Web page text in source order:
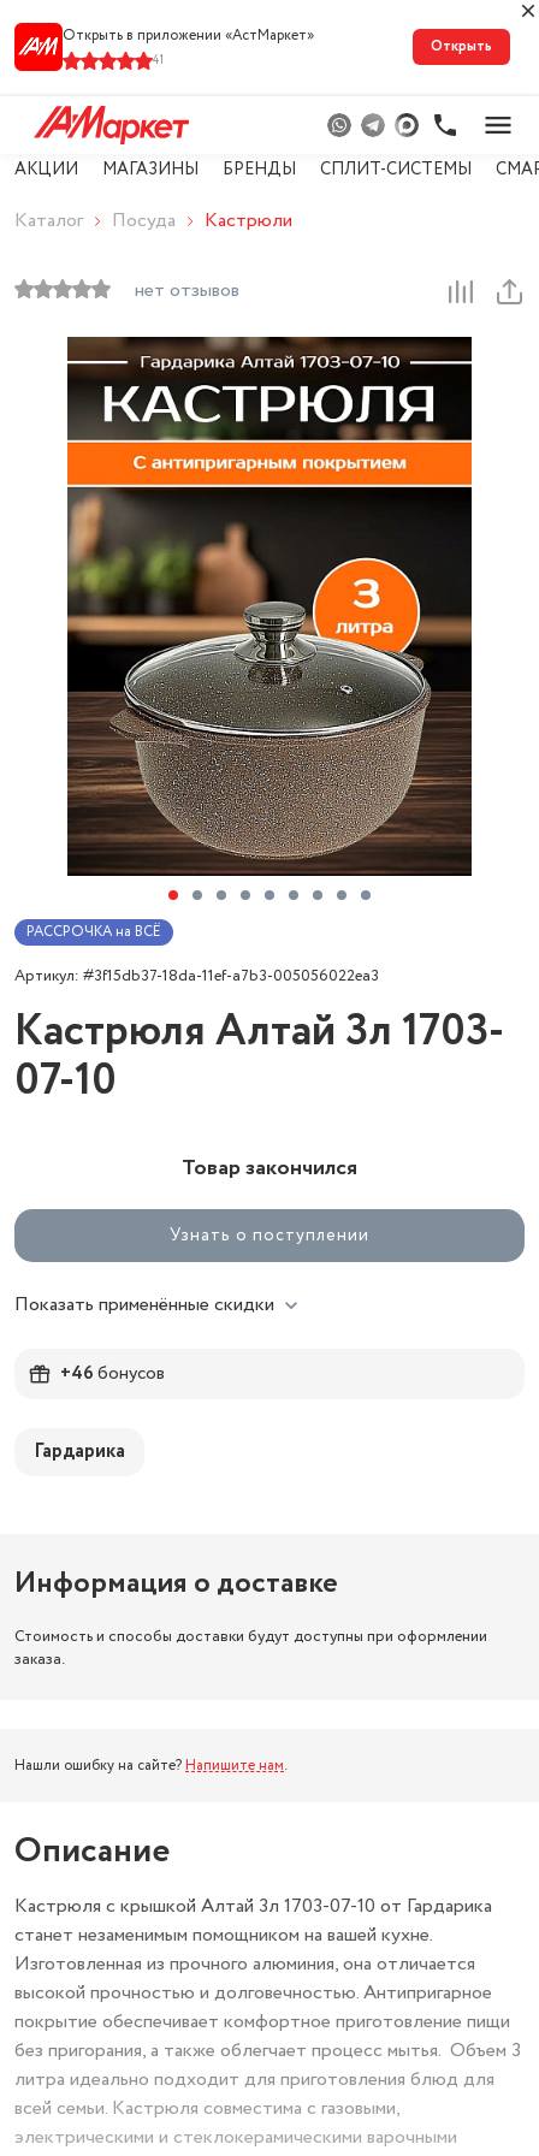
Открыть в приложении «АстМарке‪т‬»
41
Открыть
АКЦИИ МАГАЗИНЫ БРЕНДЫ СПЛИТ-СИСТЕМЫ
Каталог Посуда Кастрюли
нет отзывов
РАССРОЧКА на ВСЁ
Артикул: #3f15db37-18da-11ef-a7b3-005056022ea3
Кастрюля Алтай 3л 1703-
07-10
Товар закончился
Узнать о поступлении
Показать применённые скидки
+46бонусов
Гардарика
Информация о доставке
Стоимость и способы доставки будут доступны при оформлении
заказа.
Нашли ошибку на сайте? Напишите нам.
Описание
Кастрюля с крышкой Алтай 3л 1703-07-10 от Гардарика
станет незаменимым помощником на вашей кухне.
Изготовленная из прочного алюминия, она отличается
высокой прочностью и долговечностью. Антипригарное
покрытие обеспечивает комфортное приготовление пищи
без пригорания, а также облегчает процесс мытья. Объем 3
литра идеально подходит для приготовления блюд для
всей семьи. Кастрюля совместима с газовыми,
электрическими и стеклокерамическими варочными